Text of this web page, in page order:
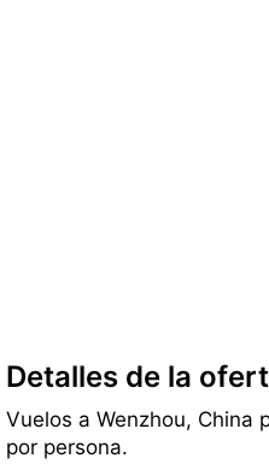
Detalles de la
Vuelos a Wenzhou, China
por persona.